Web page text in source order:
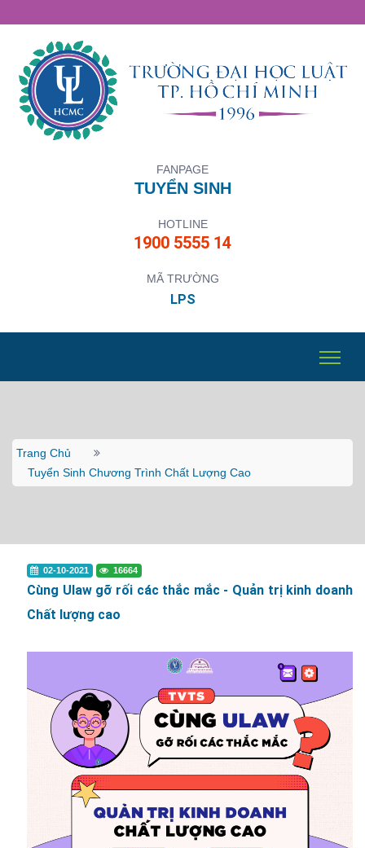
FANPAGE
TUYỂN SINH
HOTLINE
1900 5555 14
MÃ TRƯỜNG
LPS
Trang Chủ
Tuyển Sinh Chương Trình Chất Lượng Cao
02-10-2021 16664
Cùng Ulaw gỡ rối các thắc mắc - Quản trị kinh doanh
Chất lượng cao